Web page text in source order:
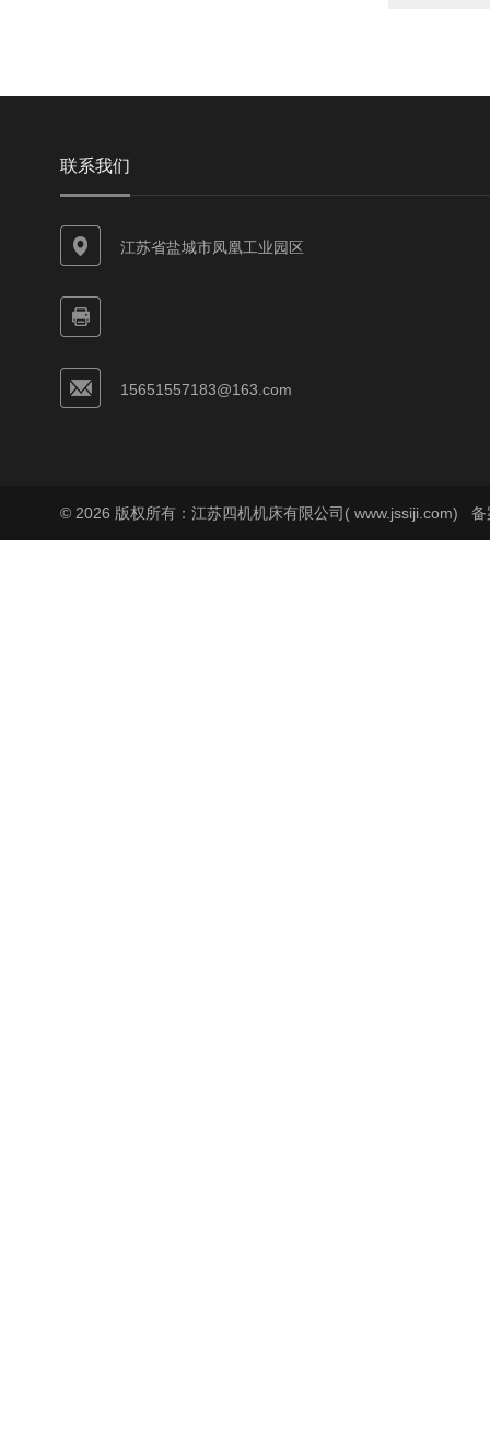
联系我们
江苏省盐城市凤凰工业园区
15651557183@163.com
© 2026 版权所有：江苏四机机床有限公司( www.jssiji.com) 备